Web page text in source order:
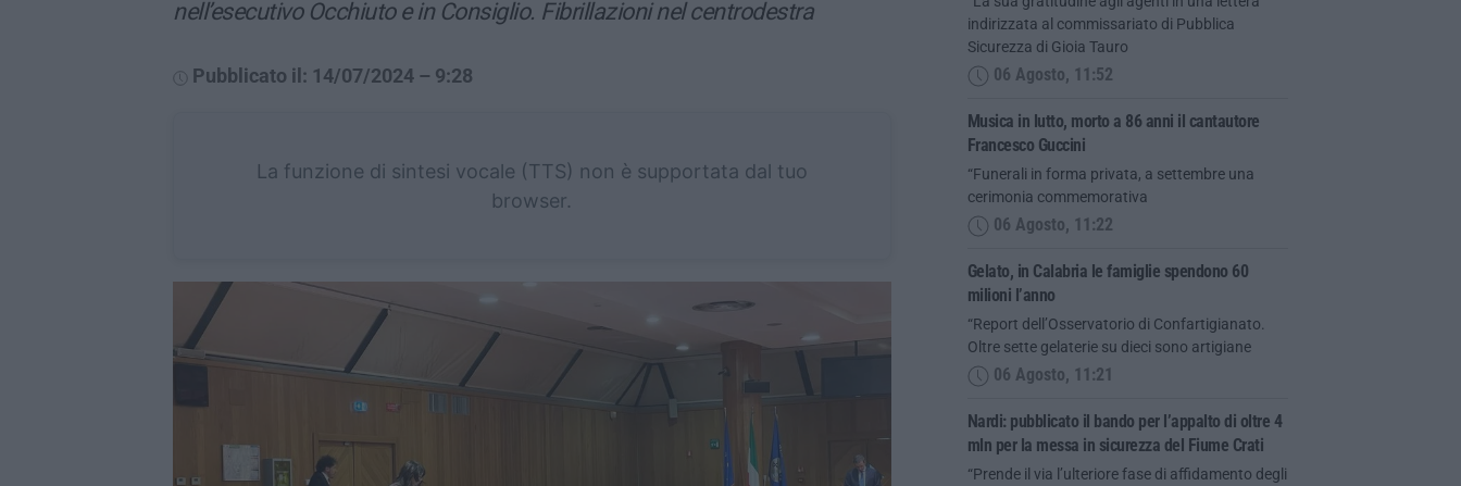
nell’esecutivo Occhiuto e in Consiglio. Fibrillazioni nel centrodestra
Pubblicato il: 14/07/2024 – 9:28
La funzione di sintesi vocale (TTS) non è supportata dal tuo
browser.
indirizzata al commissariato di Pubblica
Sicurezza di Gioia Tauro
06 Agosto, 11:52
Musica in lutto, morto a 86 anni il cantautore
Francesco Guccini
“Funerali in forma privata, a settembre una
cerimonia commemorativa
06 Agosto, 11:22
Gelato, in Calabria le famiglie spendono 60
milioni l’anno
“Report dell’Osservatorio di Confartigianato.
Oltre sette gelaterie su dieci sono artigiane
06 Agosto, 11:21
Nardi: pubblicato il bando per l’appalto di oltre 4
mln per la messa in sicurezza del Fiume Crati
“Prende il via l’ulteriore fase di affidamento degli